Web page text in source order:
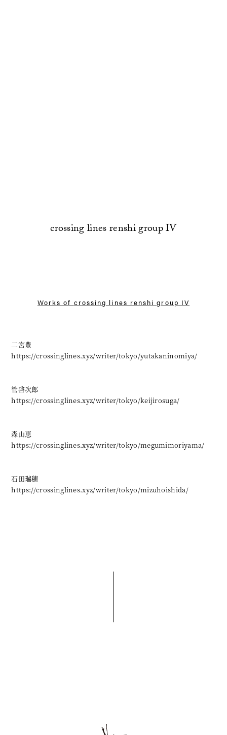
crossing lines renshi group IV
Works of crossing lines renshi group IV
二宮豊
https://crossinglines.xyz/writer/tokyo/yutakaninomiya/
管啓次郎
https://crossinglines.xyz/writer/tokyo/keijirosuga/
森山恵
https://crossinglines.xyz/writer/tokyo/megumimoriyama/
石田瑞穂
https://crossinglines.xyz/writer/tokyo/mizuhoishida/